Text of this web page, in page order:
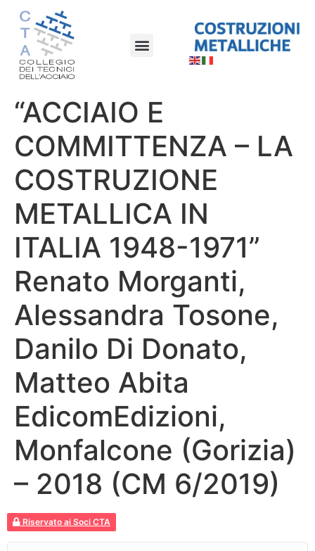
“ACCIAIO E
COMMITTENZA – LA
COSTRUZIONE
METALLICA IN
ITALIA 1948-1971”
Renato Morganti,
Alessandra Tosone,
Danilo Di Donato,
Matteo Abita
EdicomEdizioni,
Monfalcone (Gorizia)
– 2018 (CM 6/2019)
Riservato ai Soci CTA